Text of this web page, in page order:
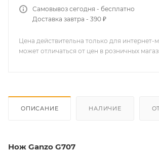
Самовывоз сегодня - бесплатно
Доставка завтра - 390 ₽
Цена действительна только для интернет-
может отличаться от цен в розничных
ОПИСАНИЕ НАЛИЧИЕ
Нож Ganzo G707